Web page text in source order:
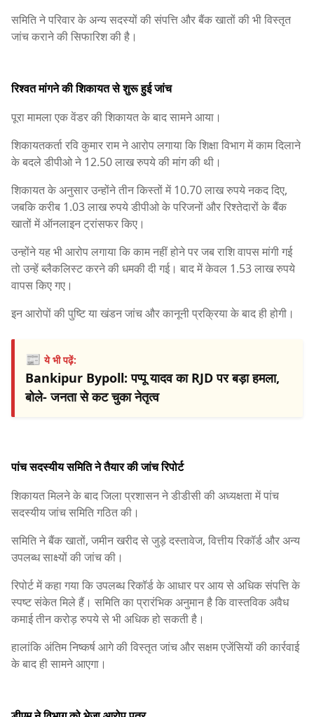
समिति ने परिवार के अन्य सदस्यों की संपत्ति और बैंक खातों की भी विस्तृत
जांच कराने की सिफारिश की है।
रिश्वत मांगने की शिकायत से शुरू हुई जांच
पूरा मामला एक वेंडर की शिकायत के बाद सामने आया।
शिकायतकर्ता रवि कुमार राम ने आरोप लगाया कि शिक्षा विभाग में काम दिलाने
के बदले डीपीओ ने 12.50 लाख रुपये की मांग की थी।
शिकायत के अनुसार उन्होंने तीन किस्तों में 10.70 लाख रुपये नकद दिए,
जबकि करीब 1.03 लाख रुपये डीपीओ के परिजनों और रिश्तेदारों के बैंक
खातों में ऑनलाइन ट्रांसफर किए।
उन्होंने यह भी आरोप लगाया कि काम नहीं होने पर जब राशि वापस मांगी गई
तो उन्हें ब्लैकलिस्ट करने की धमकी दी गई। बाद में केवल 1.53 लाख रुपये
वापस किए गए।
इन आरोपों की पुष्टि या खंडन जांच और कानूनी प्रक्रिया के बाद ही होगी।
📰ये भी पढ़ें:
Bankipur Bypoll: पप्पू यादव का RJD पर बड़ा हमला,
बोले- जनता से कट चुका नेतृत्व
पांच सदस्यीय समिति ने तैयार की जांच रिपोर्ट
शिकायत मिलने के बाद जिला प्रशासन ने डीडीसी की अध्यक्षता में पांच
सदस्यीय जांच समिति गठित की।
समिति ने बैंक खातों, जमीन खरीद से जुड़े दस्तावेज, वित्तीय रिकॉर्ड और अन्य
उपलब्ध साक्ष्यों की जांच की।
रिपोर्ट में कहा गया कि उपलब्ध रिकॉर्ड के आधार पर आय से अधिक संपत्ति के
स्पष्ट संकेत मिले हैं। समिति का प्रारंभिक अनुमान है कि वास्तविक अवैध
कमाई तीन करोड़ रुपये से भी अधिक हो सकती है।
हालांकि अंतिम निष्कर्ष आगे की विस्तृत जांच और सक्षम एजेंसियों की कार्रवाई
के बाद ही सामने आएगा।